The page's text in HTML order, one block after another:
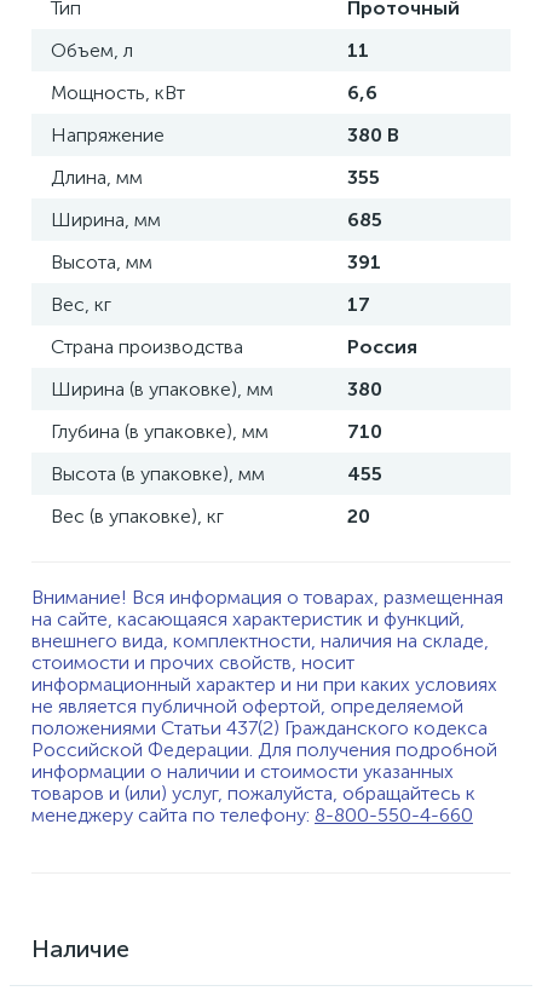
Тип
Проточный
Объем, л
11
Мощность, кВт
6,6
Напряжение
380 В
Длина, мм
355
Ширина, мм
685
Высота, мм
391
Вес, кг
17
Страна производства
Россия
Ширина (в упаковке), мм
380
Глубина (в упаковке), мм
710
Высота (в упаковке), мм
455
Вес (в упаковке), кг
20
Внимание! Вся информация о товарах, размещенная
на сайте, касающаяся характеристик и функций,
внешнего вида, комплектности, наличия на складе,
стоимости и прочих свойств, носит
информационный характер и ни при каких условиях
не является публичной офертой, определяемой
положениями Статьи 437(2) Гражданского кодекса
Российской Федерации. Для получения подробной
информации о наличии и стоимости указанных
товаров и (или) услуг, пожалуйста, обращайтесь к
менеджеру сайта по телефону: 8-800-550-4-660
Наличие